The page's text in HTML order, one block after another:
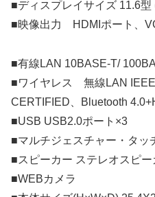
■ディスプレイサイズ 11.6
■映像出力 HDMIポート、
■有線LAN 10BASE-T/
■ワイヤレス 無線LAN
CERTIFIED、Bluetooth
■USB USB2.0ポート×3
■マルチジェスチャー・タッ
■スピーカー ステレオスピー
■WEBカメラ